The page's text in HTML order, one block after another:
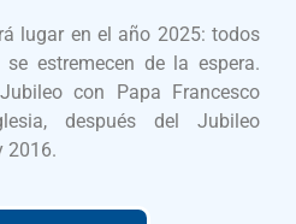
lugar en el año 2025: todos
estremecen de la espera.
con Papa Francesco
después del Jubileo
2016.